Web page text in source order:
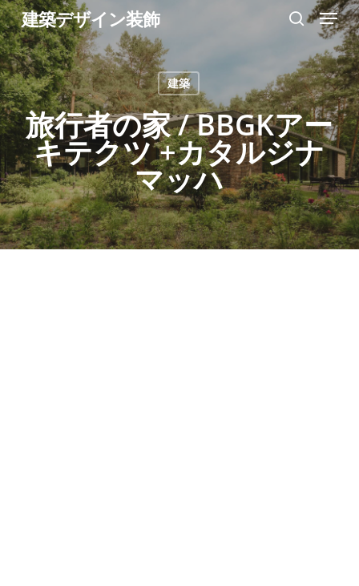
Skip
to
main
content
建築デザイン装飾
search
Menu
建築
旅行者の家 / BBGKアー
キテクツ +カタルジナ
マッハ
Close
Menu